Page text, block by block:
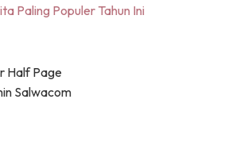
Paling Populer Tahun Ini
Half Page
Salwacom